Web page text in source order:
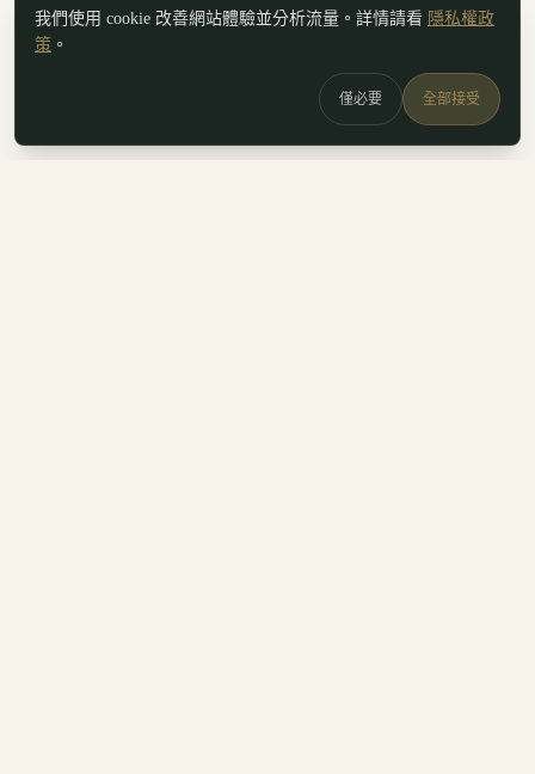
我們使用 cookie 改善網站體驗並分析流量。詳情請看 隱私權政
策 。
僅必要 全部接受